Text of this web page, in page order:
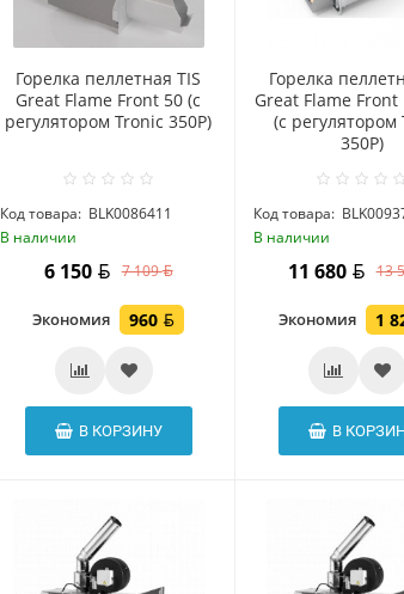
Горелка пеллетная TIS
Great Flame Front 50 (c
регулятором Tronic 350P)
Код товара: BLK0086411
В наличии
6 150 7 109
Экономия 960
В КОРЗИНУ
Горелка
Great Flame Front
(c регулятором
350P)
Код товара:
В наличии
11 680 13
Экономия 1
В